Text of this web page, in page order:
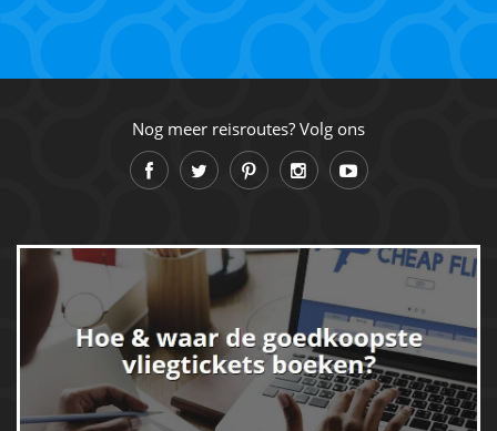
Nog meer reisroutes? Volg ons